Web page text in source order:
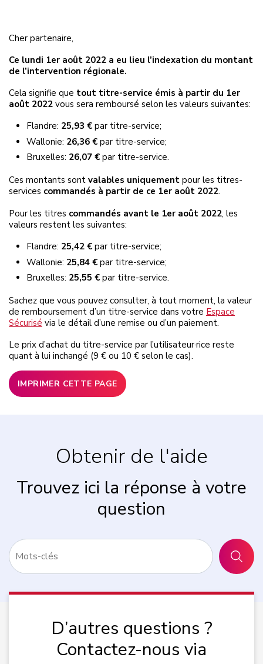
Cher partenaire,
Ce lundi 1er août 2022 a eu lieu l’indexation du montant
de l’intervention régionale.
Cela signifie que tout titre-service émis à partir du 1er
août 2022 vous sera remboursé selon les valeurs suivantes:
Flandre: 25,93 € par titre-service;
Wallonie: 26,36 € par titre-service;
Bruxelles: 26,07 € par titre-service.
Ces montants sont valables uniquement pour les titres-
services commandés à partir de ce 1er août 2022.
Pour les titres commandés avant le 1er août 2022, les
valeurs restent les suivantes:
Flandre: 25,42 € par titre-service;
Wallonie: 25,84 € par titre-service;
Bruxelles: 25,55 € par titre-service.
Sachez que vous pouvez consulter, à tout moment, la valeur
de remboursement d’un titre-service dans votre Espace
Sécurisé via le détail d’une remise ou d’un paiement.
Le prix d’achat du titre-service par l’utilisateur·rice reste
quant à lui inchangé (9 € ou 10 € selon le cas).
IMPRIMER CETTE PAGE
Obtenir de l'aide
Trouvez ici la réponse à votre
question
D’autres questions ?
Contactez-nous via